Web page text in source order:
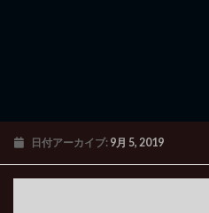
日付アーカイブ: 9月 5, 2019